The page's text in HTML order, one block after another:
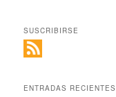
SUSCRIBIRSE
ENTRADAS RECIENTES